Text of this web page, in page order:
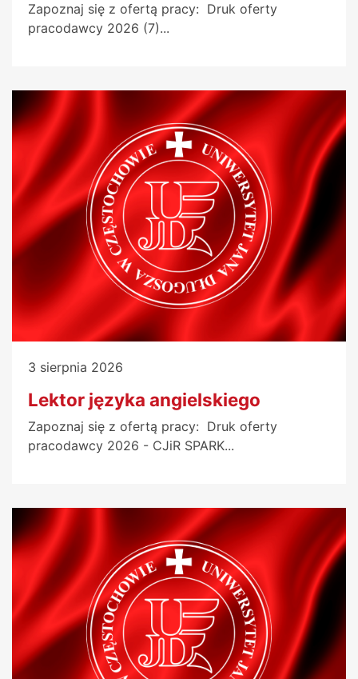
Zapoznaj się z ofertą pracy: Druk oferty
pracodawcy 2026 (7)...
3 sierpnia 2026
Lektor języka angielskiego
Zapoznaj się z ofertą pracy: Druk oferty
pracodawcy 2026 - CJiR SPARK...